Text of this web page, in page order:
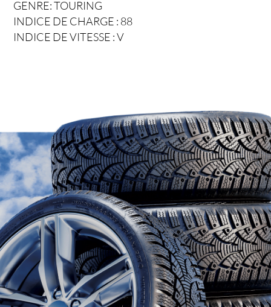
GENRE: TOURING
INDICE DE CHARGE : 88
INDICE DE VITESSE :V